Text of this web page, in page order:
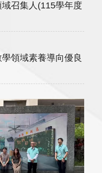
召集人(115學年度
領域素養導向優良